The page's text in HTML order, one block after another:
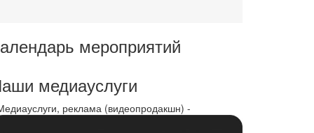
мероприятий
медиауслуги
реклама (видеопродакшн) -